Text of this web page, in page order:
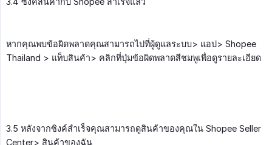
หากคุณพบข้อผิดพลาดคุณสามารถไปที่ผู้ดูแลระบบ> แอป> Shopee
Thailand > แท็บสินค้า> คลิกที่ปุ่มข้อผิดพลาดสีชมพูเพื่อดูรายละเอียด
3.5 หลังจากซิงค์สำเร็จคุณสามารถดูสินค้าของคุณใน Shopee Seller
Center> สินค้าของฉัน